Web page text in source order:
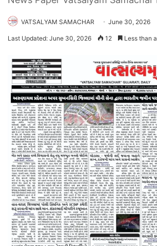
VATSALYAM SAMACHAR June 30, 2026
Last Updated: June 30, 2026 12 Less than